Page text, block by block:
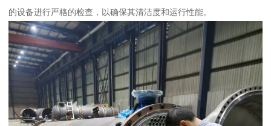
的设备进行严格的检查，以确保其清洁度和运行性能。